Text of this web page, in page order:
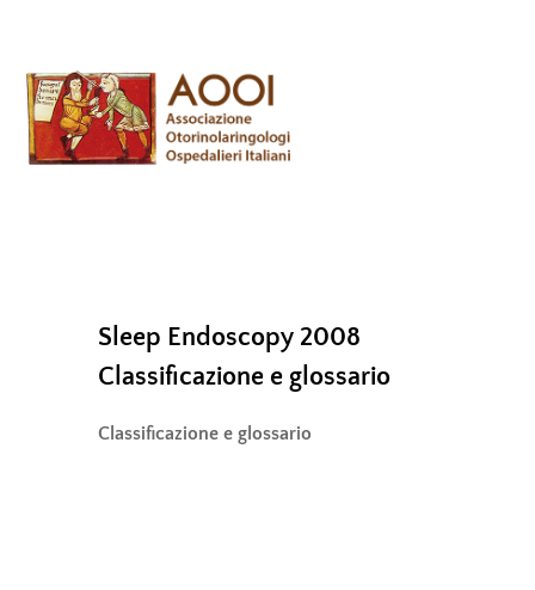
content
Sleep Endoscopy 2008
Classificazione e glossario
Classificazione e glossario